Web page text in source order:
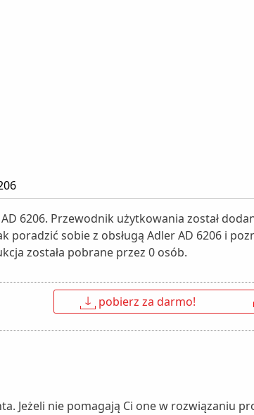
6206. Przewodnik użytkowania został
sobie z obsługą Adler AD 6206 i
została pobrane przez 0 osób.
↓ pobierz za darmo!
Jeżeli nie pomagają Ci one w rozwiązaniu